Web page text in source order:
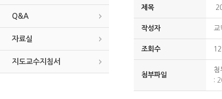
Q&A
자료실
지도교수지침서
제목
작성자 교
조회수
첨부파일
첨
: